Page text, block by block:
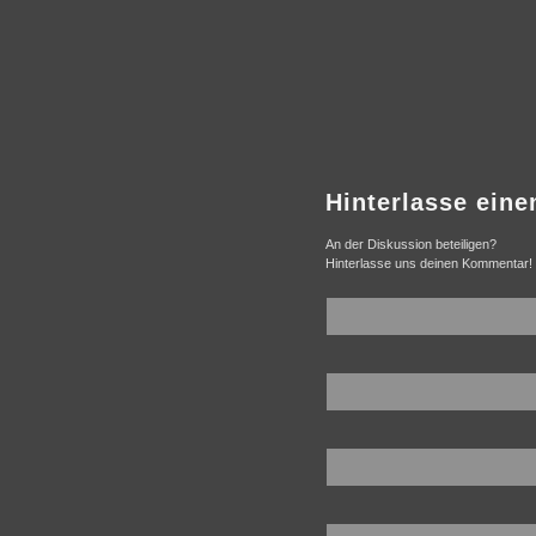
Hinterlasse
An der Diskussion beteiligen?
Hinterlasse uns deinen Kommentar!